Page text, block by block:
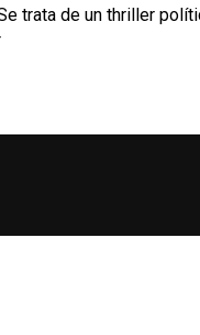
trata de un thriller